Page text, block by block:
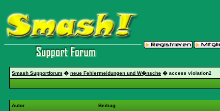
Smash Supportforum � neue Fehlermeldungen und W�nsche � access violation2
Autor Beitrag